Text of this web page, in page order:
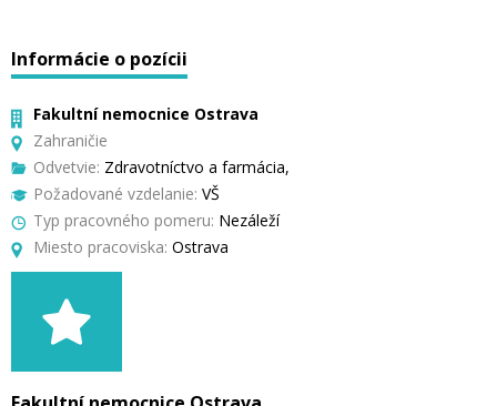
Informácie o pozícii
Fakultní nemocnice Ostrava
Zahraničie
Odvetvie: Zdravotníctvo a farmácia,
Požadované vzdelanie: VŠ
Typ pracovného pomeru: Nezáleží
Miesto pracoviska: Ostrava